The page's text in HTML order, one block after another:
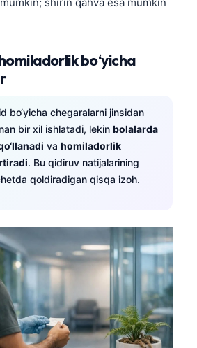
bo‘yicha
bo‘yicha chegaralarni jinsidan
bir xil ishlatadi, lekin bolalarda
va homiladorlik
. Bu qidiruv natijalarining
qoldiradigan qisqa izoh.